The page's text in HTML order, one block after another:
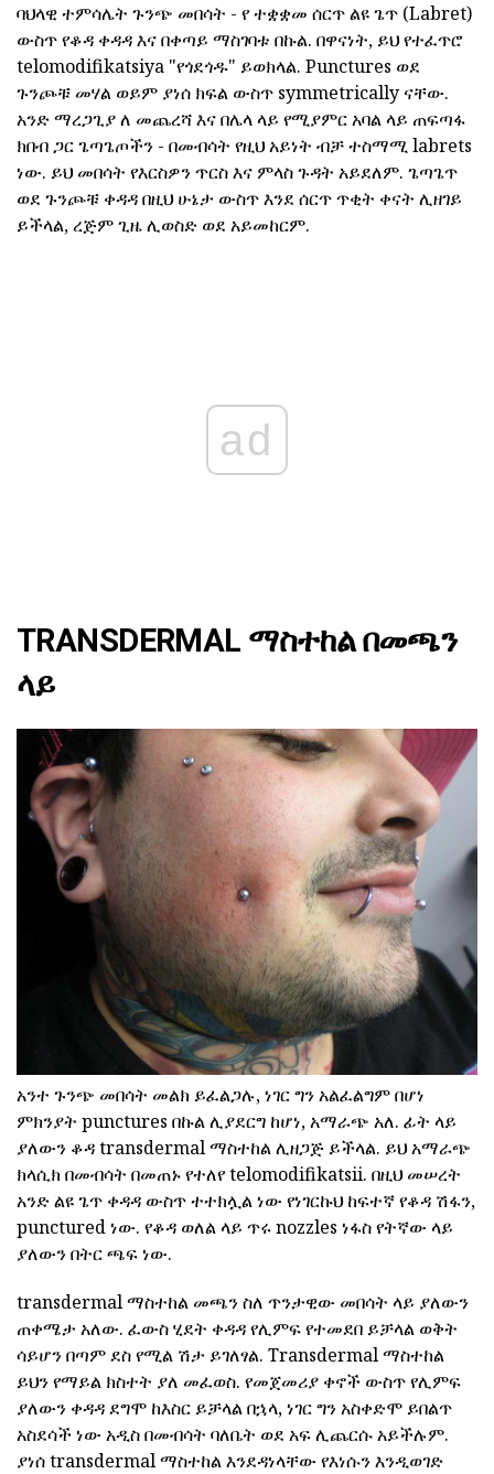
ባህላዊ ተምሳሌት ጉንጭ መበሳት - የ ተቋቋመ ሰርጥ ልዩ ጌጥ (Labret)
ውስጥ የቆዳ ቀዳዳ እና በቀጣይ ማስገባቱ በኩል. በዋናነት, ይህ የተፈጥሮ
telomodifikatsiya "የጎደጎዱ" ይወክላል. Punctures ወደ
ጉንጮቹ መሃል ወይም ያነሰ ክፍል ውስጥ symmetrically ናቸው.
አንድ ማረጋጊያ ለ መጨረሻ እና በሌላ ላይ የሚያምር አባል ላይ ጠፍጣፋ
ክበብ ጋር ጌጣጌጦችን - በመብሳት የዚህ አይነት ብቻ ተስማሚ labrets
ነው. ይህ መበሳት የእርስዎን ጥርስ እና ምላስ ጉዳት አይደለም. ጌጣጌጥ
ወደ ጉንጮቹ ቀዳዳ በዚህ ሁኔታ ውስጥ እንደ ሰርጥ ጥቂት ቀናት ሊዘገይ
ይችላል, ረጅም ጊዜ ሊወስድ ወደ አይመከርም.
ad
TRANSDERMAL ማስተከል በመጫን
ላይ
አንተ ጉንጭ መበሳት መልክ ይፈልጋሉ, ነገር ግን አልፈልግም በሆነ
ምክንያት punctures በኩል ሊያደርግ ከሆነ, አማራጭ አለ. ፊት ላይ
ያለውን ቆዳ transdermal ማስተከል ሊዘጋጅ ይችላል. ይህ አማራጭ
ክላሲክ በመብሳት በመጠኑ የተለየ telomodifikatsii. በዚህ መሠረት
አንድ ልዩ ጌጥ ቀዳዳ ውስጥ ተተክሏል ነው የነገርኩህ ከፍተኛ የቆዳ ሽፋን,
punctured ነው. የቆዳ ወለል ላይ ጥሩ nozzles ነፋስ የትኛው ላይ
ያለውን በትር ጫፍ ነው.
transdermal ማስተከል መጫን ስለ ጥንታዊው መበሳት ላይ ያለውን
ጠቀሜታ አለው. ፈውስ ሂደት ቀዳዳ የሊምፍ የተመደበ ይቻላል ወቅት
ሳይሆን በጣም ደስ የሚል ሽታ ይገለፃል. Transdermal ማስተከል
ይህን የማይል ክስተት ያለ መፈወስ. የመጀመሪያ ቀኖች ውስጥ የሊምፍ
ያለውን ቀዳዳ ደግሞ ከእስር ይቻላል በኋላ, ነገር ግን አስቀድሞ ይበልጥ
አስደሳች ነው አዲስ በመብሳት ባለቤት ወደ አፍ ሊጨርሱ አይችሉም.
ያነሰ transdermal ማስተከል እንደዳነላቸው የእነሱን እንዲወገድ